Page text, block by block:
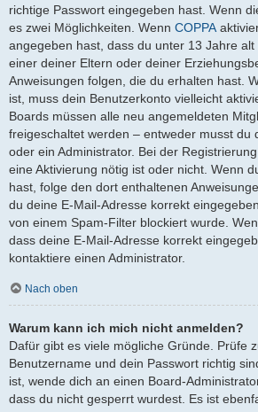
richtige Passwort eingegeben hast. Wenn
es zwei Möglichkeiten. Wenn COPPA
angegeben hast, dass du unter 13 Jahre alt
einer deiner Eltern oder deiner
Anweisungen folgen, die du erhalten hast.
ist, muss dein Benutzerkonto vielleicht
Boards müssen alle neu angemeldeten
freigeschaltet werden – entweder musst du
oder ein Administrator. Bei der
eine Aktivierung nötig ist oder nicht. Wenn
hast, folge den dort enthaltenen
du deine E-Mail-Adresse korrekt
von einem Spam-Filter blockiert wurde.
dass deine E-Mail-Adresse korrekt
kontaktiere einen Administrator.
Nach oben
Warum kann ich mich nicht anmelden?
Dafür gibt es viele mögliche Gründe. Prüfe
Benutzername und dein Passwort richtig
ist, wende dich an einen Board-
dass du nicht gesperrt wurdest. Es ist